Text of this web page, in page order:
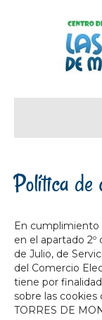
Política de
En
en el apartado 2º
de Julio, de
del Comercio
tiene por
sobre las cookies
TORRES DE